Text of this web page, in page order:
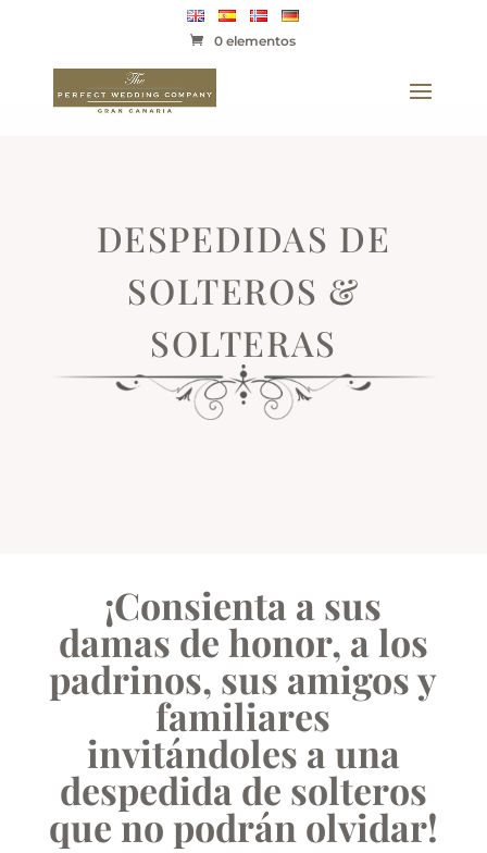
0 elementos
DESPEDIDAS DE
SOLTEROS &
SOLTERAS
¡Consienta a sus
damas de honor, a los
padrinos, sus amigos y
familiares
invitándoles a una
despedida de solteros
que no podrán olvidar!